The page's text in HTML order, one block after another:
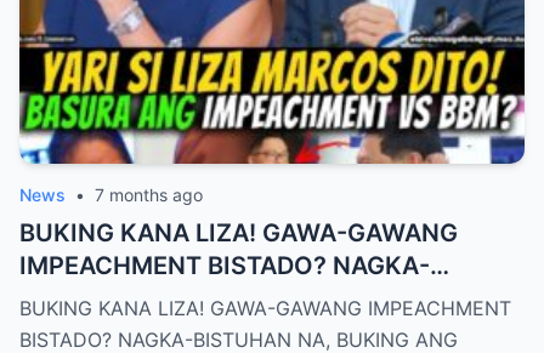
News • 7 months ago
BUKING KANA LIZA! GAWA-GAWANG
IMPEACHMENT BISTADO? NAGKA-
BISTUHAN NA, BUKING ANG SCRIPT!
BUKING KANA LIZA! GAWA-GAWANG IMPEACHMENT
BISTADO? NAGKA-BISTUHAN NA, BUKING ANG